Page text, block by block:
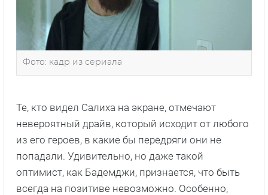
Фото: кадр из сериала
Те, кто видел Салиха на экране, отмечают
невероятный драйв, который исходит от любого
из его героев, в какие бы передряги они не
попадали. Удивительно, но даже такой
оптимист, как Бадемджи, признается, что быть
всегда на позитиве невозможно. Особенно,